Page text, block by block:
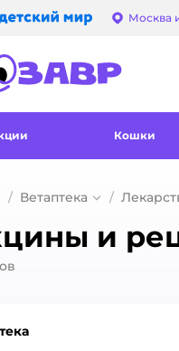
Москва
Кошки
Ветаптека
и